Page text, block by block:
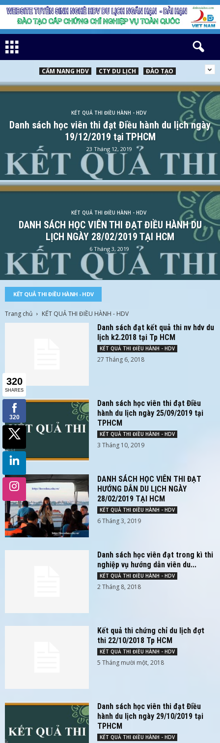
CẨM NANG HDV CTY DU LỊCH ĐÀO TẠO
KẾT QUẢ THI ĐIỀU HÀNH - HDV
Danh sách học viên thi đạt Điều hành du lịch ngày
19/12/2019 tại TPHCM
23 Tháng 12, 2019
KẾT QUẢ THI ĐIỀU HÀNH - HDV
DANH SÁCH HỌC VIÊN THI ĐẠT ĐIỀU HÀNH DU
LỊCH NGÀY 28/02/2019 TẠI HCM
6 Tháng 3, 2019
KẾT QUẢ THI ĐIỀU HÀNH - HDV
Trang chủ KẾT QUẢ THI ĐIỀU HÀNH - HDV
Danh sách đạt kết quả thi nv hdv du
lịch k2.2018 tại Tp HCM
KẾT QUẢ THI ĐIỀU HÀNH - HDV
27 Tháng 6, 2018
Danh sách học viên thi đạt Điều
hành du lịch ngày 25/09/2019 tại
TPHCM
KẾT QUẢ THI ĐIỀU HÀNH - HDV
3 Tháng 10, 2019
DANH SÁCH HỌC VIÊN THI ĐẠT
HƯỚNG DẪN DU LỊCH NGÀY
28/02/2019 TẠI HCM
KẾT QUẢ THI ĐIỀU HÀNH - HDV
6 Tháng 3, 2019
Danh sách học viên đạt trong kì thi
nghiệp vụ hướng dẫn viên du...
KẾT QUẢ THI ĐIỀU HÀNH - HDV
2 Tháng 8, 2018
Kết quả thi chứng chỉ du lịch đợt
thi 22/10/2018 Tp HCM
KẾT QUẢ THI ĐIỀU HÀNH - HDV
5 Tháng mười một, 2018
Danh sách học viên thi đạt Điều
hành du lịch ngày 29/10/2019 tại
TPHCM
KẾT QUẢ THI ĐIỀU HÀNH - HDV